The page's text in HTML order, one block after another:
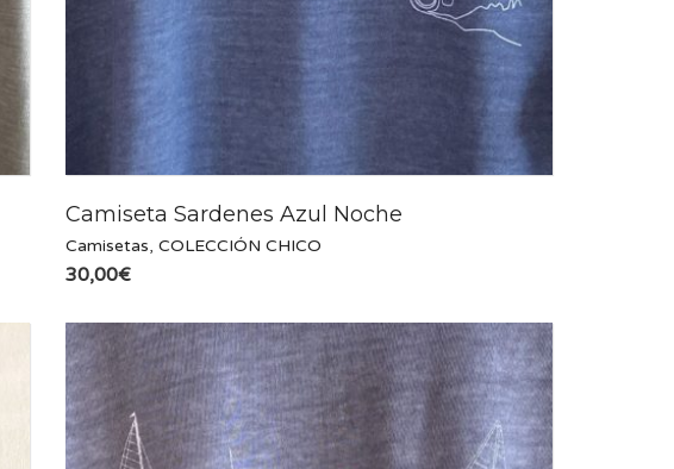
Camiseta Sardenes Azul Noche
Camisetas,COLECCIÓN CHICO
30,00€